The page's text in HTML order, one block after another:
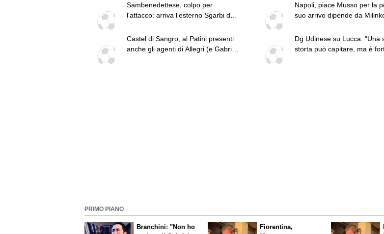
Sambenedettese, colpo per
l'attacco: arriva l'esterno Sgarbi dal
Napoli, piace Musso per la
suo arrivo dipende da
Castel di Sangro, al Patini presenti
anche gli agenti di Allegri (e Gabriel
Dg Udinese su Lucca: "Una
storta può capitare, ma è
PRIMO PIANO
Branchini: "Non ho
Fiorentina,